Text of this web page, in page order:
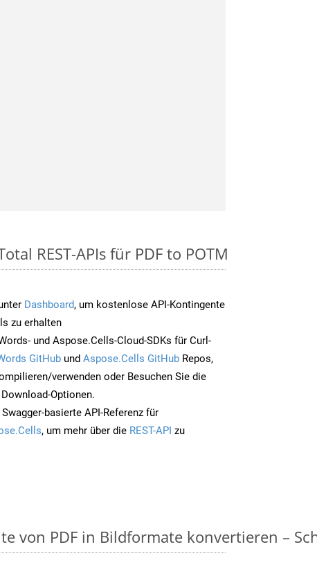
REST-APIs für PDF to POTM
Dashboard, um kostenlose API-Kontingente
zu erhalten
und Aspose.Cells-Cloud-SDKs für Curl-
GitHub und Aspose.Cells GitHub Repos,
verwenden oder Besuchen Sie die
Optionen.
basierte API-Referenz für
, um mehr über die REST-API zu
von PDF in Bildformate konvertieren –